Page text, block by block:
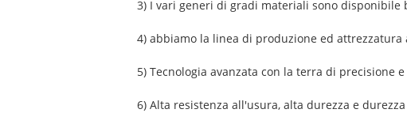
3) I vari generi di gradi materiali sono disponibile
4) abbiamo la linea di produzione ed
5) Tecnologia avanzata con la terra di precisione
6) Alta resistenza all'usura, alta durezza e